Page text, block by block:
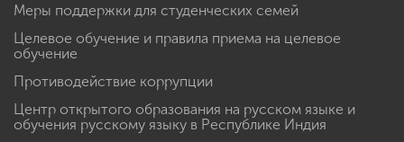
Меры поддержки для студенческих семей
Целевое обучение и правила приема на целевое
обучение
Противодействие коррупции
Центр открытого образования на русском языке и
обучения русскому языку в Республике Индия